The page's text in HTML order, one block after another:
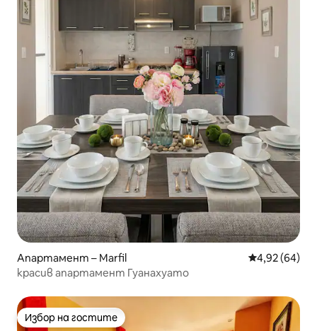
Апартамент – Marfil Средна
4,92 (64)
красив апартамент Гуанахуато
Избор на гостите
Избор на гостите